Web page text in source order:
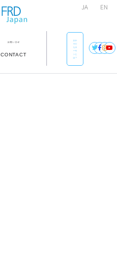
JA EN
お問い合せ
CONTACT
おか
そだ
ちサ
ーモ
ンと
は？